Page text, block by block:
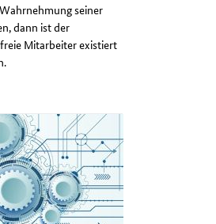
seiner
dann ist der
Mitarbeiter existiert